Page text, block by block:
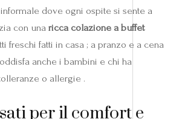
dove ogni ospite si sente a
con una ricca colazione a buffet
freschi fatti in casa ; a pranzo e a cena
anche i bambini e chi ha
o allergie .
per il comfort e